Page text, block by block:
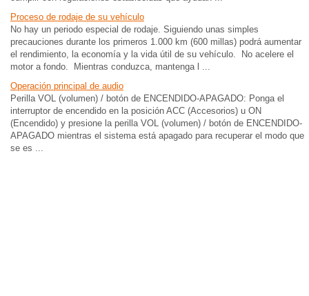
Proceso de rodaje de su vehículo
No hay un periodo especial de rodaje. Siguiendo unas simples
precauciones durante los primeros 1.000 km (600 millas) podrá aumentar
el rendimiento, la economía y la vida útil de su vehículo. No acelere el
motor a fondo. Mientras conduzca, mantenga l ...
Operación principal de audio
Perilla VOL (volumen) / botón de ENCENDIDO-APAGADO: Ponga el
interruptor de encendido en la posición ACC (Accesorios) u ON
(Encendido) y presione la perilla VOL (volumen) / botón de ENCENDIDO-
APAGADO mientras el sistema está apagado para recuperar el modo que
se es ...